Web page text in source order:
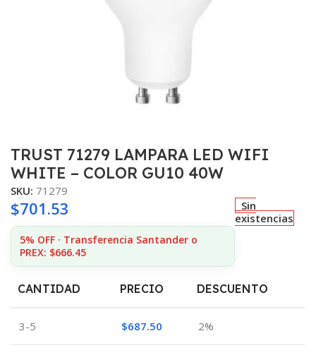
TRUST 71279 LAMPARA LED WIFI
WHITE – COLOR GU10 40W
SKU: 71279
$701.53
5% OFF · Transferencia Santander o
PREX: $666.45
Sin
existencias
CANTIDAD PRECIO DESCUENTO
3-5 $687.50 2%